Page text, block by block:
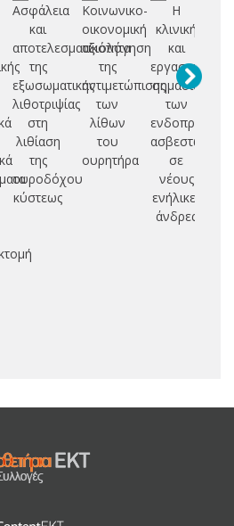
Ασφάλεια
και
αποτελεσματικότητα
της
εξωσωματικής
λιθοτριψίας
στη
λιθίαση
της
ουροδόχου
κύστεως
Κοινωνικο-
οικονομική
αξιολόγηση
της
αντιμετώπισης
των
λίθων
του
ουρητήρα
Η
κλινική
και
εργαστηριακή
σημασία
των
ασβεστώσεων
σε
νέους
ενήλικες
άνδρες